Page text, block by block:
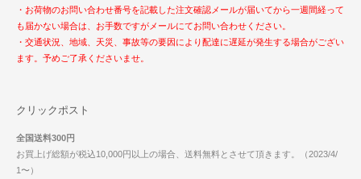
・お荷物のお問い合わせ番号を記載した注文確認メールが届いてから一週間経って
も届かない場合は、お手数ですがメールにてお問い合わせください。
・交通状況、地域、天災、事故等の要因により配達に遅延が発生する場合がござい
ます。予めご了承くださいませ。
クリックポスト
全国送料300円
お買上げ総額が税込10,000円以上の場合、送料無料とさせて頂きます。（2023/4/
1〜）